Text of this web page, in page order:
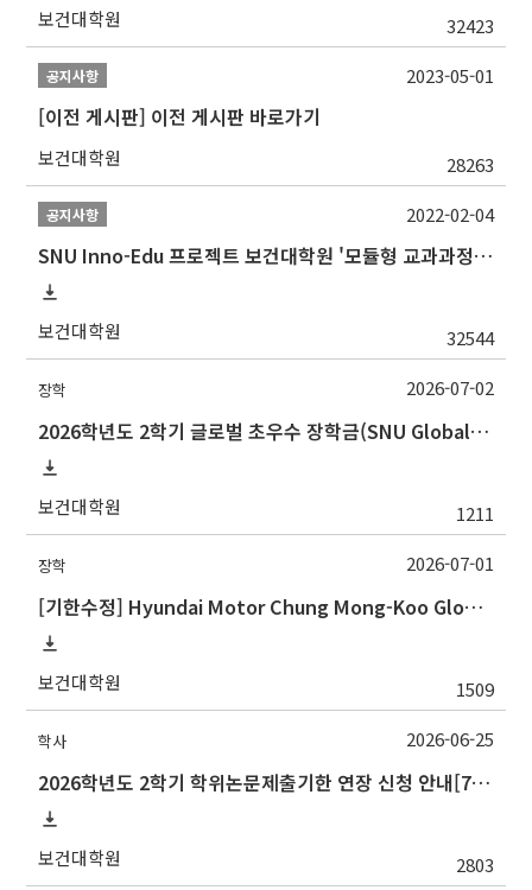
보건대학원 32423
공지사항
[이전 게시판] 이전 게시판 바로가기
보건대학원 28263
2023-05-01
공지사항
SNU Inno-Edu 프로젝트 보건대학원 '모듈형 교과과정' 안내(revised 2022/2/28)
보건대학원 32544
2022-02-04
장학
2026학년도 2학기 글로벌 초우수 장학금(SNU Global Scholarship, GS) 신청 안내
보건대학원 1211
2026-07-02
장학
[기한수정] Hyundai Motor Chung Mong-Koo Global Scholarship for Fall 2026 (2026학년도 2학기 현대차정몽구 글로벌장학사업 신규 선발 안내 )
보건대학원 1509
2026-07-01
학사
2026학년도 2학기 학위논문제출기한 연장 신청 안내[7/10(금)까지]
보건대학원 2803
2026-06-25